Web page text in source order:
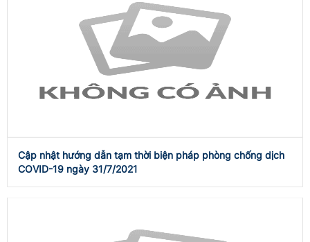
Cập nhật hướng dẫn tạm thời biện pháp phòng chống dịch
COVID-19 ngày 31/7/2021